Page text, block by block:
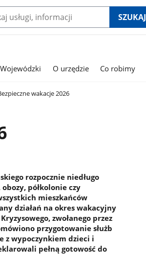
SZUKAJ
O urzędzie Co robimy
wakacje 2026
rozpocznie niedługo
półkolonie czy
mieszkańców
działań na okres wakacyjny
zwołanego przez
przygotowanie służb
z wypoczynkiem dzieci i
pełną gotowość do